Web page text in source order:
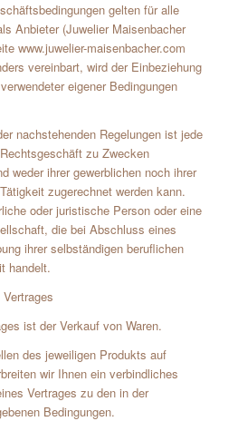
gelten für alle
Anbieter (Juwelier Maisenbacher
www.juwelier-maisenbacher.com
vereinbart, wird der Einbeziehung
eigener Bedingungen
nachstehenden Regelungen ist jede
zu Zwecken
weder ihrer gewerblichen noch ihrer
zugerechnet werden kann.
oder juristische Person oder eine
die bei Abschluss eines
ihrer selbständigen beruflichen
handelt.
ist der Verkauf von Waren.
des jeweiligen Produkts auf
wir Ihnen ein verbindliches
Vertrages zu den in der
Bedingungen.